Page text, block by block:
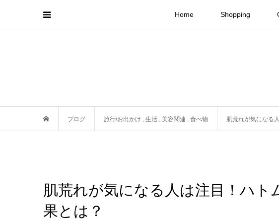
Home Shopping
ブログ 旅行/お出かけ , 生活 , 美容関連 , 食べ物 肌荒れが気になる
肌荒れが気になる人は注目！ハト
果とは？